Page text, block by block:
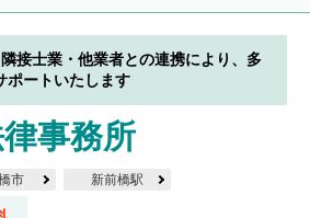
隣接士業・他業者との連携により、多
ポートいたします
事務所
市 新前橋駅